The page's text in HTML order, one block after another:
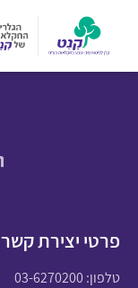
פרטי יצירת קשר
טלפון:03-6270200